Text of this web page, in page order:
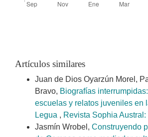
Artículos similares
Juan de Dios Oyarzún Morel,
Bravo, Biografías
escuelas y relatos juveniles en
Legua , Revista Sophia
Jasmín Wrobel, Construyendo